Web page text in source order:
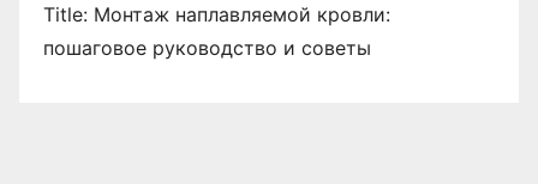
Title: Монтаж наплавляемой кровли:
пошаговое руководство и советы